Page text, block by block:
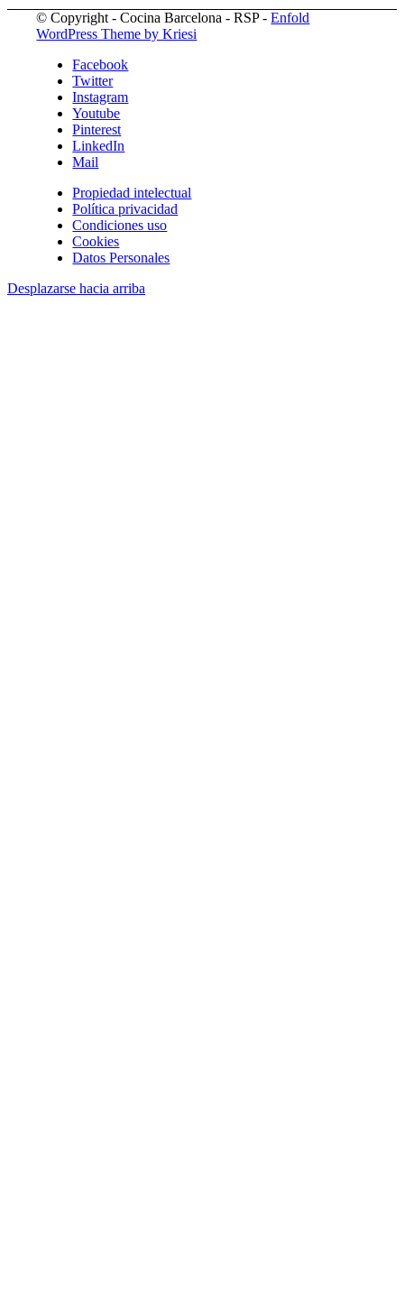
© Copyright - Cocina Barcelona - RSP -Enfold
WordPress Theme by Kriesi
Facebook
Twitter
Instagram
Youtube
Pinterest
LinkedIn
Mail
Propiedad intelectual
Política privacidad
Condiciones uso
Cookies
Datos Personales
Desplazarse hacia arriba